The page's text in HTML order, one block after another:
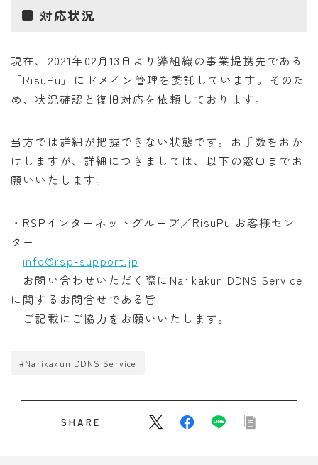
■ 対応状況
現在、2021年02月13日より弊組織の事業提携先である
「RisuPu」にドメイン管理を委託しています。そのた
め、状況確認と復旧対応を依頼しております。
当方では詳細が把握できない状態です。お手数をおか
けしますが、詳細につきましては、以下の窓口までお
願いいたします。
・RSPインターネットグループ／RisuPu お客様セン
ター
info@rsp-support.jp
お問い合わせいただく際にNarikakun DDNS Service
に関するお問合せである旨
ご記載にご協力をお願いいたします。
#Narikakun DDNS Service
SHARE